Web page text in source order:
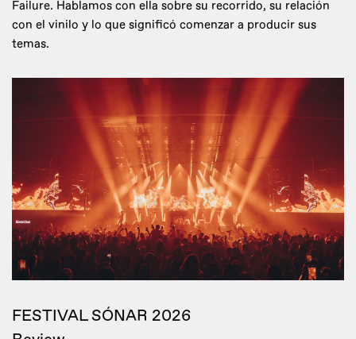
Failure. Hablamos con ella sobre su recorrido, su relación
con el vinilo y lo que significó comenzar a producir sus
temas.
FESTIVAL SÓNAR 2026